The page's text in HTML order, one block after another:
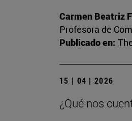
Carmen Beatriz
Profesora de
Publicado en:
15 | 04 | 2026
¿Qué nos